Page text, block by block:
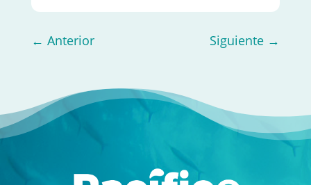
← Anterior Siguiente →